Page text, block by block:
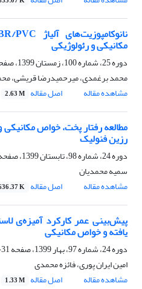
مکانیکی و رئولوژیکی
دوره 25، شماره 100، زمستان 1399، صفحه
محمد برغمدی، میرحمیدرضا قریشی،
مشاهده مقاله
اصل مقاله 2.63 M
مطالعه‌ رفتار پخت، خواص
رزین فنولیک
دوره 24، شماره 98، تابستان 1399، صفحه
سمیه محمدیان
مشاهده مقاله
اصل مقاله K
پیش‌بینی عمر کارکرد آمیزه‌ی
یافته و خواص مکانیکی
دوره 24، شماره 97، بهار 1399، صفحه
31-42
امین ایران پوری، فائزه محمدی
مشاهده مقاله
اصل مقاله 1.33 M